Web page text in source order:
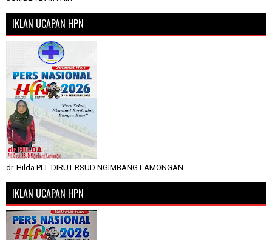
IKLAN UCAPAN HPN
dr. Hilda PLT. DIRUT RSUD NGIMBANG LAMONGAN
IKLAN UCAPAN HPN